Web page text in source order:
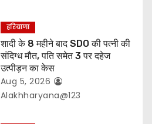
हरियाणा
शादी के 8 महीने बाद SDO की पत्नी की
संदिग्ध मौत, पति समेत 3 पर दहेज
उत्पीड़न का केस
Aug 5, 2026
Alakhharyana@123